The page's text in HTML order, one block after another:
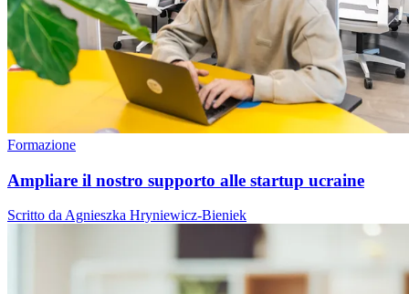
Formazione
Ampliare il nostro supporto alle startup ucraine
Scritto da Agnieszka Hryniewicz-Bieniek